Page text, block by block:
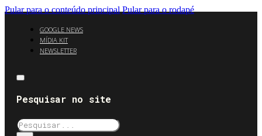
Pular para o conteúdo principal Pular para o rodapé
GOOGLE NEWS
MÍDIA KIT
NEWSLETTER
Pesquisar no site
Pesquisar